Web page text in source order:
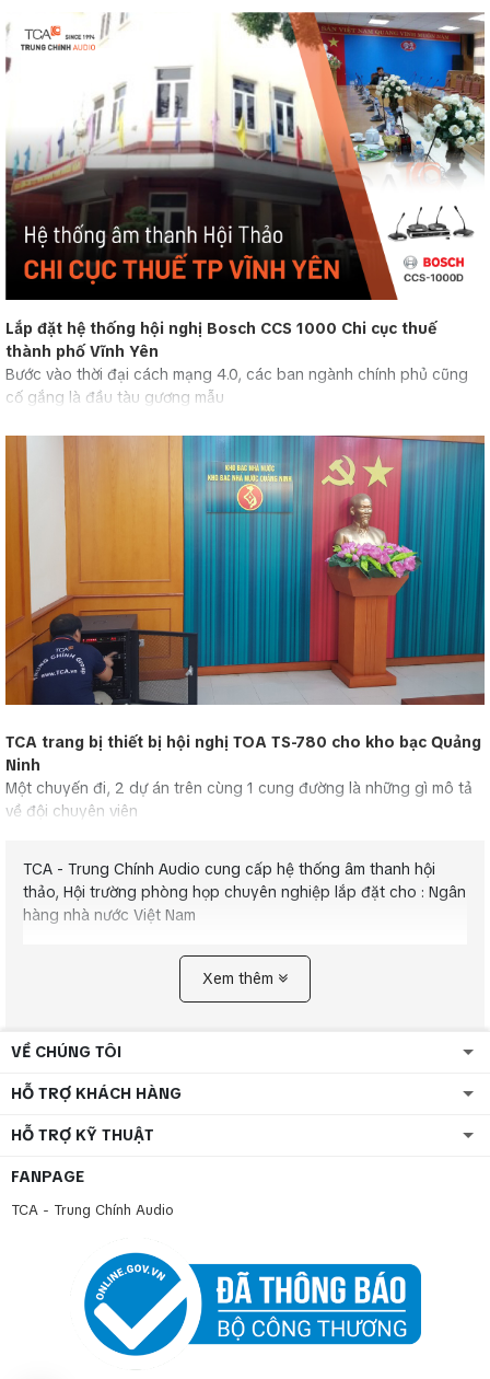
Lắp đặt hệ thống hội nghị Bosch CCS 1000 Chi cục thuế
thành phố Vĩnh Yên
Bước vào thời đại cách mạng 4.0, các ban ngành chính phủ cũng
cố gắng là đầu tàu gương mẫu
TCA trang bị thiết bị hội nghị TOA TS-780 cho kho bạc Quảng
Ninh
Một chuyến đi, 2 dự án trên cùng 1 cung đường là những gì mô tả
về đội chuyên viên
TCA - Trung Chính Audio cung cấp hệ thống âm thanh hội
thảo, Hội trường phòng họp chuyên nghiệp lắp đặt cho : Ngân
hàng nhà nước Việt Nam
Xem thêm
VỀ CHÚNG TÔI
HỖ TRỢ KHÁCH HÀNG
HỖ TRỢ KỸ THUẬT
FANPAGE
TCA - Trung Chính Audio